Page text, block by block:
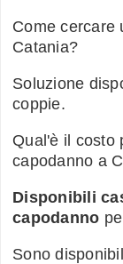
Come cercare
Catania?
Soluzione
coppie.
Qual'è il costo
capodanno a
Disponibili
capodanno
Sono